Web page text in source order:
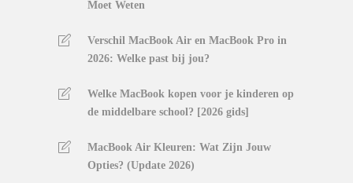
Moet Weten
Verschil MacBook Air en MacBook Pro in
2026: Welke past bij jou?
Welke MacBook kopen voor je kinderen op
de middelbare school? [2026 gids]
MacBook Air Kleuren: Wat Zijn Jouw
Opties? (Update 2026)